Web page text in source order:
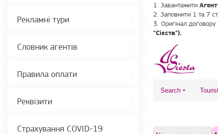
Рекламні тури
Словник агентів
Правила оплати
Реквізити
Страхування COVID-19
1. Завантажити
2. Заповнити 1 та 7
3. Оригінал
"Сієста").